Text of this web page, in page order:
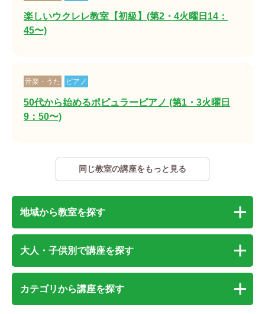
楽しいウクレレ教室【初級】(第2・4火曜日14：
45〜)
音楽・うた ピアノ
50代から始めるポピュラーピアノ (第1・3火曜日
9：50〜)
同じ教室の講座をもっと見る
地域から教室を探す
大人・子供別で講座を探す
カテゴリから講座を探す